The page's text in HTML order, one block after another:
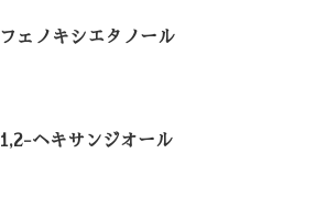
フェノキシエタノール
1,2-ヘキサンジオール